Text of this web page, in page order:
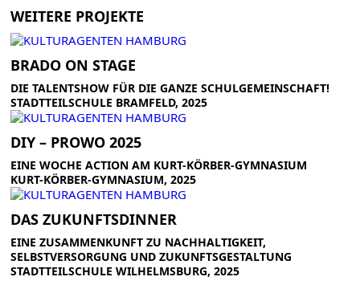
WEITERE PROJEKTE
BRADO ON STAGE
DIE TALENTSHOW FÜR DIE GANZE SCHULGEMEINSCHAFT!
STADTTEILSCHULE BRAMFELD, 2025
DIY – PROWO 2025
EINE WOCHE ACTION AM KURT-KÖRBER-GYMNASIUM
KURT-KÖRBER-GYMNASIUM, 2025
DAS ZUKUNFTSDINNER
EINE ZUSAMMENKUNFT ZU NACHHALTIGKEIT,
SELBSTVERSORGUNG UND ZUKUNFTSGESTALTUNG
STADTTEILSCHULE WILHELMSBURG, 2025